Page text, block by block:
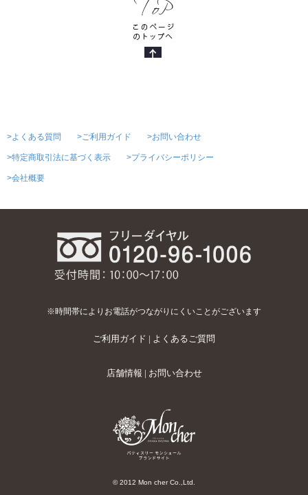
>よくある質問 >ご利用ガイド >お問い合わせ
>特定商取引法に基づく表示 >プライバシーポリシー
>会社概要
※時間帯によりお電話がつながりにくいことがございます
ご利用ガイド | よくあるご質問
店舗情報 | お問い合わせ
© 2012 Mon cher Co.,Ltd.